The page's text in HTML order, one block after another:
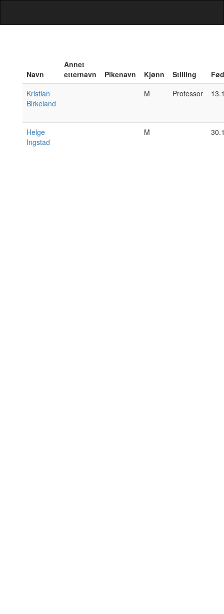
Navn
Annet
etternavn
Pikenavn Kjønn Stilling
Kristian
Birkeland
M Professor
Helge
Ingstad
M